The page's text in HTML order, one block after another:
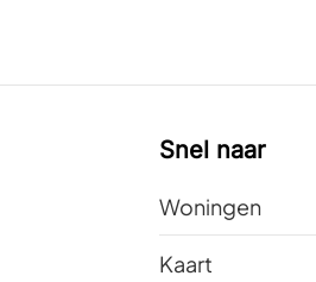
Snel naar
Woningen
Kaart